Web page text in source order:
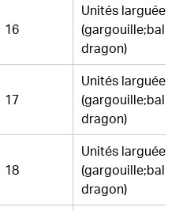
16
Unités larguées
dragon)
17
Unités larguées
dragon)
18
Unités larguées
dragon)